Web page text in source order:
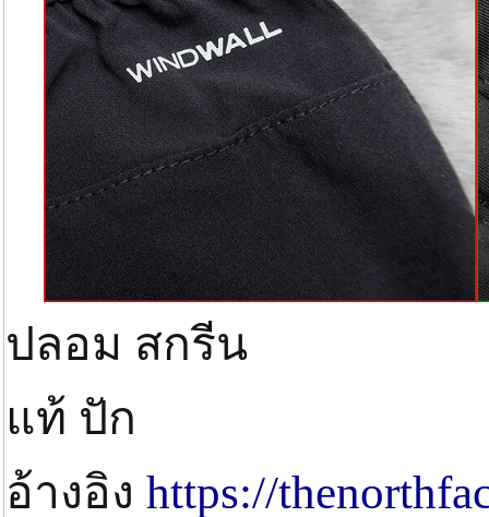
ปลอม สกรีน
แท้ ปัก
อ้างอิง https://